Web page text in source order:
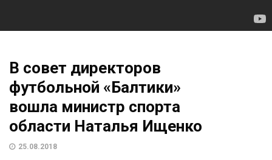
В совет директоров
футбольной «Балтики»
вошла министр спорта
области Наталья Ищенко
25.08.2018